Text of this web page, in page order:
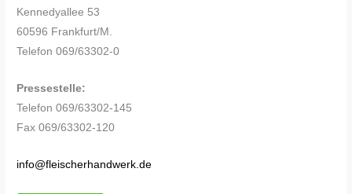
Kennedyallee 53
60596 Frankfurt/M.
Telefon 069/63302-0
Pressestelle:
Telefon 069/63302-145
Fax 069/63302-120
info@fleischerhandwerk.de